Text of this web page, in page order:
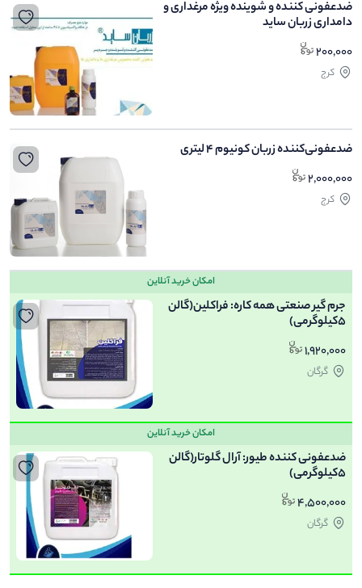
ضدعفونی کننده و شوینده ویژه مرغداری و
دامداری زربان ساید
200,000
کرج
ضدعفونی‌کننده زربان کونیوم 4 لیتری
2,000,000
کرج
امکان خرید آنلاین
جرم گیر صنعتی همه کاره: فراکلین(گالن
5کیلوگرمی)
1,920,000
گرگان
امکان خرید آنلاین
ضدعفونی کننده طیور: آرال گلوتار(گالن
5کیلوگرمی)
4,500,000
گرگان